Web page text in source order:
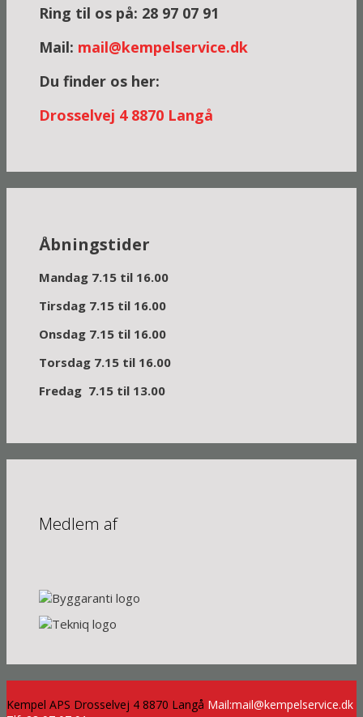
Ring til os på: 28 97 07 91
Mail: mail@kempelservice.dk
Du finder os her:
Drosselvej 48870 Langå
Åbningstider
Mandag 7.15 til 16.00
Tirsdag 7.15 til 16.00
Onsdag 7.15 til 16.00
Torsdag 7.15 til 16.00
Fredag 7.15 til 13.00
Medlem af
Kempel APS Drosselvej 4 8870 Langå Mail:mail@kempelservice.dk